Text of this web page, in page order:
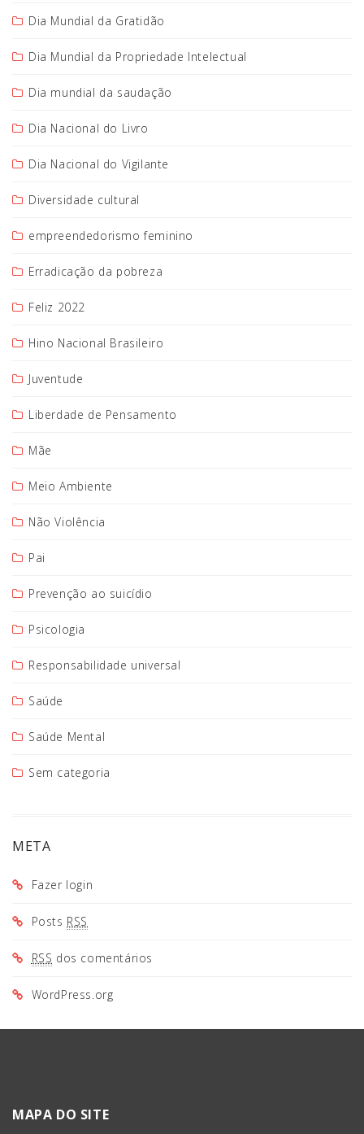
Dia Mundial da Gratidão
Dia Mundial da Propriedade Intelectual
Dia mundial da saudação
Dia Nacional do Livro
Dia Nacional do Vigilante
Diversidade cultural
empreendedorismo feminino
Erradicação da pobreza
Feliz 2022
Hino Nacional Brasileiro
Juventude
Liberdade de Pensamento
Mãe
Meio Ambiente
Não Violência
Pai
Prevenção ao suicídio
Psicologia
Responsabilidade universal
Saúde
Saúde Mental
Sem categoria
META
Fazer login
Posts RSS
RSS dos comentários
WordPress.org
MAPA DO SITE